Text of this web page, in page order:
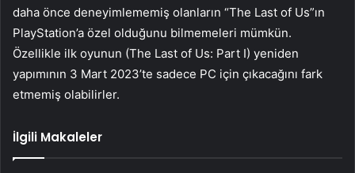
daha önce deneyimlememiş olanların “The Last of Us”ın
PlayStation’a özel olduğunu bilmemeleri mümkün.
Özellikle ilk oyunun (The Last of Us: Part I) yeniden
yapımının 3 Mart 2023’te sadece PC için çıkacağını fark
etmemiş olabilirler.
İlgili Makaleler